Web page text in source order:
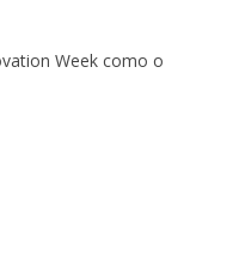
Week como o